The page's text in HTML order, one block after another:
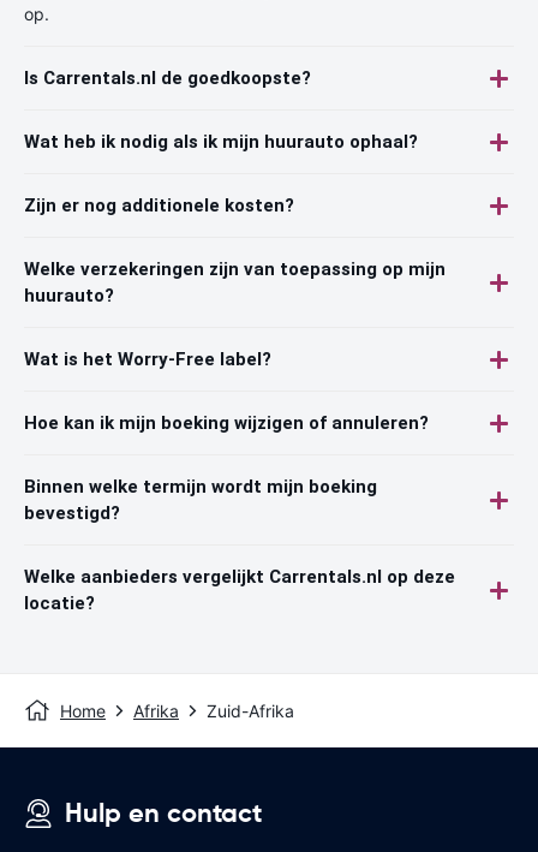
op.
Is Carrentals.nl de goedkoopste?
Wat heb ik nodig als ik mijn huurauto ophaal?
Zijn er nog additionele kosten?
Welke verzekeringen zijn van toepassing op mijn
huurauto?
Wat is het Worry-Free label?
Hoe kan ik mijn boeking wijzigen of annuleren?
Binnen welke termijn wordt mijn boeking
bevestigd?
Welke aanbieders vergelijkt Carrentals.nl op deze
locatie?
Home Afrika Zuid-Afrika
Hulp en contact